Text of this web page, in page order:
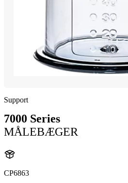
Support
7000 Series
MÅLEBÆGER
CP6863